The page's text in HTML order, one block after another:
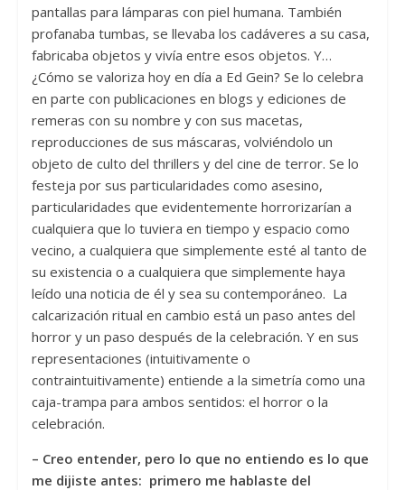
pantallas para lámparas con piel humana. También
profanaba tumbas, se llevaba los cadáveres a su casa,
fabricaba objetos y vivía entre esos objetos. Y…
¿Cómo se valoriza hoy en día a Ed Gein? Se lo celebra
en parte con publicaciones en blogs y ediciones de
remeras con su nombre y con sus macetas,
reproducciones de sus máscaras, volviéndolo un
objeto de culto del thrillers y del cine de terror. Se lo
festeja por sus particularidades como asesino,
particularidades que evidentemente horrorizarían a
cualquiera que lo tuviera en tiempo y espacio como
vecino, a cualquiera que simplemente esté al tanto de
su existencia o a cualquiera que simplemente haya
leído una noticia de él y sea su contemporáneo. La
calcarización ritual en cambio está un paso antes del
horror y un paso después de la celebración. Y en sus
representaciones (intuitivamente o
contraintuitivamente) entiende a la simetría como una
caja-trampa para ambos sentidos: el horror o la
celebración.
– Creo entender, pero lo que no entiendo es lo que
me dijiste antes: primero me hablaste del